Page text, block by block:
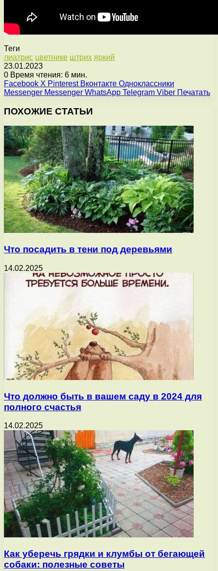
Теги
лиатрис цветнике штрих яркий
23.01.2023
0 Время чтения: 6 мин.
Facebook X Pinterest Вконтакте Одноклассники
Messenger Messenger WhatsApp Telegram Viber Печатать
ПОХОЖИЕ СТАТЬИ
Что посадить в тени под деревьями
14.02.2025
Что должно быть в вашем саду в 2024 для
полного счастья
14.02.2025
Как уберечь грядки и клумбы от бегающей
собаки: полезные советы